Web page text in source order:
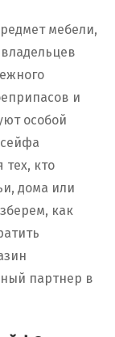
мебели,
и
особой
тех, кто
дома или
как
партнер в